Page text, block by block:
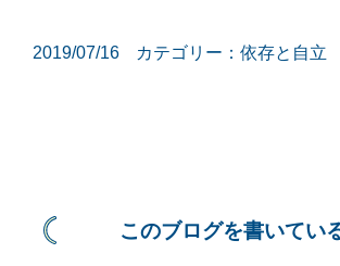
このブログを書いてい
2019/07/16 カテゴリー： 依存と自立